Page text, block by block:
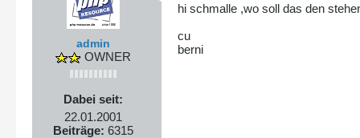
admin
OWNER
Dabei seit:
22.01.2001
Beiträge: 6315
hi schmalle ,wo soll das den
cu
berni